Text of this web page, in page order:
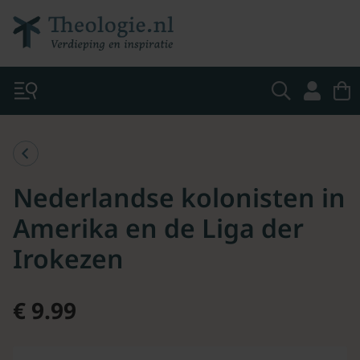
Nederlandse kolonisten in
Amerika en de Liga der
Irokezen
€ 9.99